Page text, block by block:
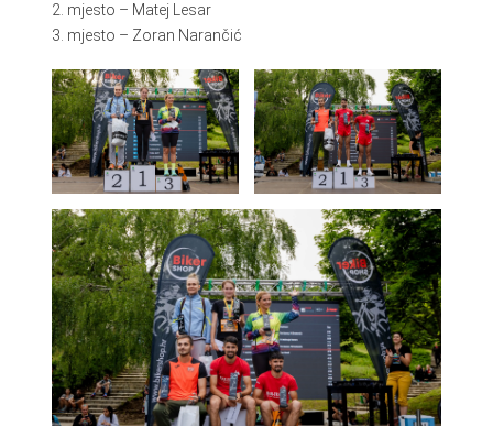
2. mjesto – Matej Lesar
3. mjesto – Zoran Narančić